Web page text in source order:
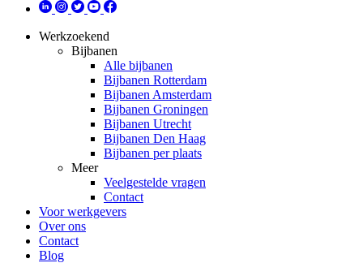
Werkzoekend
Bijbanen
Alle bijbanen
Bijbanen Rotterdam
Bijbanen Amsterdam
Bijbanen Groningen
Bijbanen Utrecht
Bijbanen Den Haag
Bijbanen per plaats
Meer
Veelgestelde vragen
Contact
Voor werkgevers
Over ons
Contact
Blog